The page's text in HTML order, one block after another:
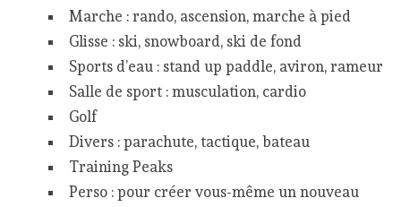
Marche : rando, ascension, marche à pied
Glisse : ski, snowboard, ski de fond
Sports d’eau : stand up paddle, aviron, rameur
Salle de sport : musculation, cardio
Golf
Divers : parachute, tactique, bateau
Training Peaks
Perso : pour créer vous-même un nouveau